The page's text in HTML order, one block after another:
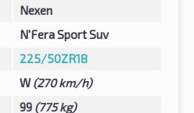
Nexen
N'Fera Sport Suv
225/50ZR18
W(270 km/h)
99 (775 kg)